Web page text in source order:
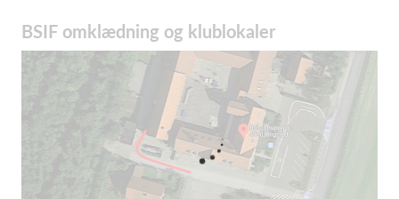
BSIF omklædning og klublokaler